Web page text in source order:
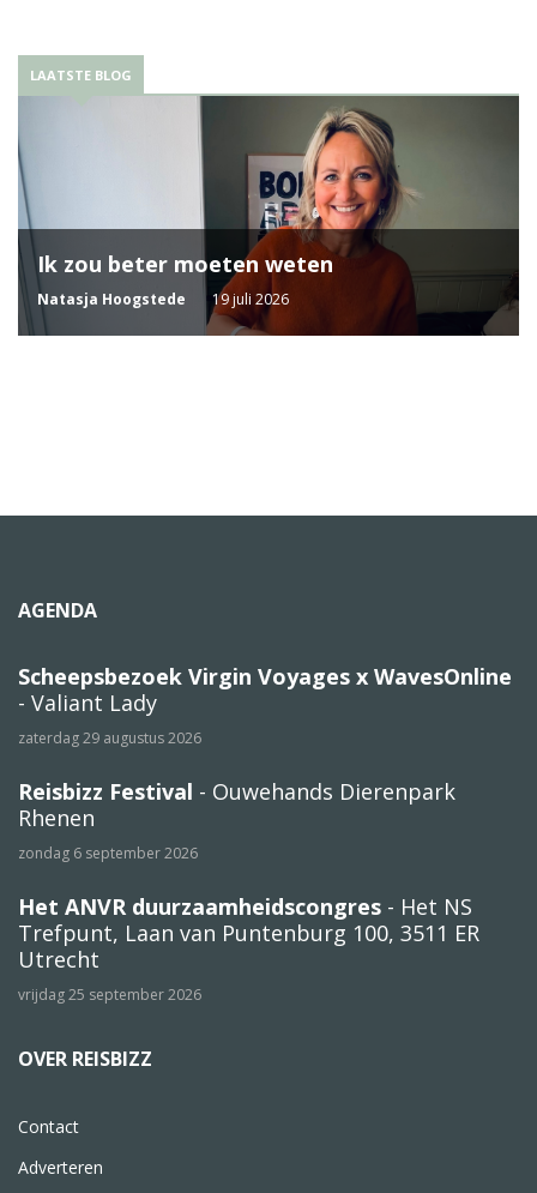
LAATSTE BLOG
Ik zou beter moeten weten
Natasja Hoogstede 19 juli 2026
AGENDA
Scheepsbezoek Virgin Voyages x WavesOnline
- Valiant Lady
zaterdag 29 augustus 2026
Reisbizz Festival - Ouwehands Dierenpark
Rhenen
zondag 6 september 2026
Het ANVR duurzaamheidscongres - Het NS
Trefpunt, Laan van Puntenburg 100, 3511 ER
Utrecht
vrijdag 25 september 2026
OVER REISBIZZ
Contact
Adverteren